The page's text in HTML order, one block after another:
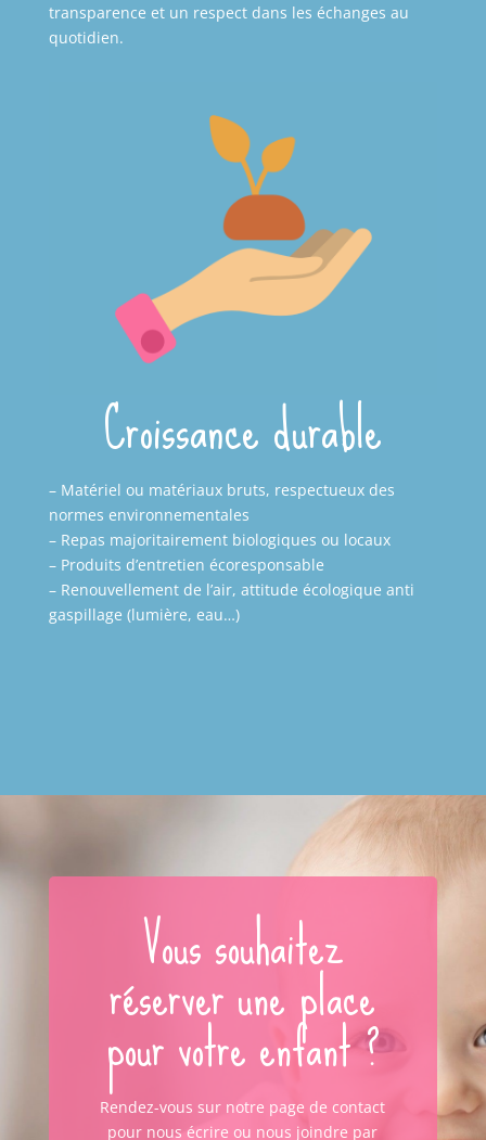
transparence et un respect dans les échanges au
quotidien.
Croissance durable
– Matériel ou matériaux bruts, respectueux des
normes environnementales
– Repas majoritairement biologiques ou locaux
– Produits d’entretien écoresponsable
– Renouvellement de l’air, attitude écologique anti
gaspillage (lumière, eau…)
Vous souhaitez
réserver une place
pour votre enfant ?
Rendez-vous sur notre page de contact
pour nous écrire ou nous joindre par